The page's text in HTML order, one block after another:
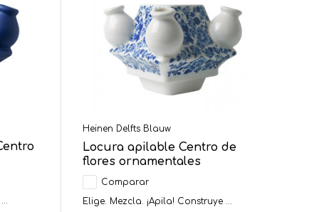
Heinen Delfts Blauw
Locura apilable Centro de
flores ornamentales
Comparar
Elige. Mezcla. ¡Apila! Construye ...